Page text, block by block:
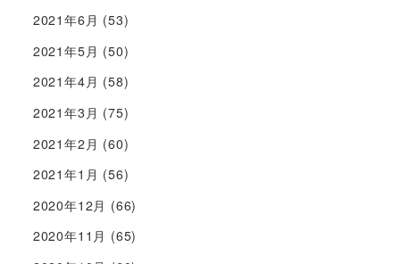
2021年6月 (53)
2021年5月 (50)
2021年4月 (58)
2021年3月 (75)
2021年2月 (60)
2021年1月 (56)
2020年12月 (66)
2020年11月 (65)